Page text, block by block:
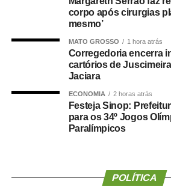
confiança depositada no Instituto
forma como o processo foi
“Eu, em nome do Selecon, também
deputado porque, de fato, fizemos
graças à oportunidade que o Juca
realizarmos esse concurso com
mas, acima de tudo, com muita
presidente da instituição.
realizados com responsabilidade,
igualdade de oportunidades para
corpo após cirurgias
mesmo’
MATO GROSSO 1 hora atrás
Corregedoria encerra
cartórios de
Jaciara
ECONOMIA 2 horas atrás
Festeja Sinop:
para os 34º Jogos
Paralímpicos
POLÍTICA